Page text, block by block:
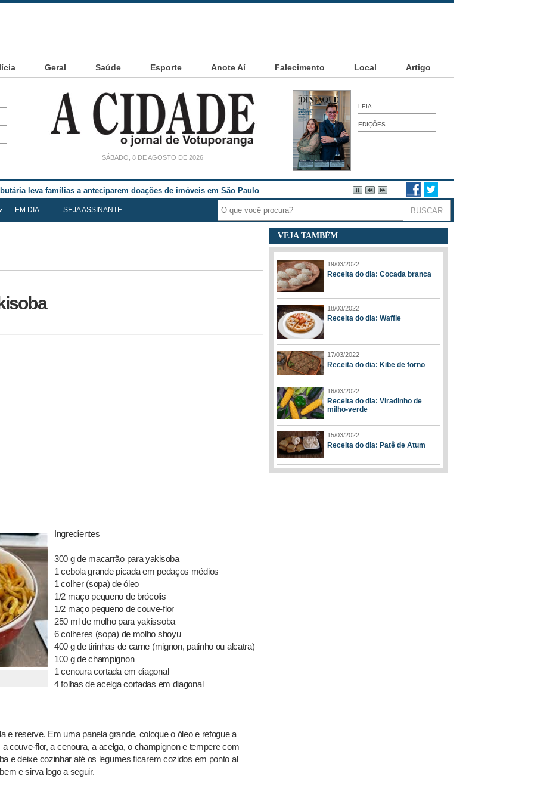
Geral Saúde Esporte Anote Aí Falecimento Local Artigo
SÁBADO, 8 DE AGOSTO DE 2026
LEIA
EDIÇÕES
leva famílias a anteciparem doações de imóveis em São Paulo
EM DIA SEJA ASSINANTE
Ingredientes
300 g de macarrão para yakisoba
1 cebola grande picada em pedaços médios
1 colher (sopa) de óleo
1/2 maço pequeno de brócolis
1/2 maço pequeno de couve-flor
250 ml de molho para yakissoba
6 colheres (sopa) de molho shoyu
400 g de tirinhas de carne (mignon, patinho ou alcatra)
100 g de champignon
1 cenoura cortada em diagonal
4 folhas de acelga cortadas em diagonal
e reserve. Em uma panela grande, coloque o óleo e refogue a
couve-flor, a cenoura, a acelga, o champignon e tempere com
e deixe cozinhar até os legumes ficarem cozidos em ponto al
e sirva logo a seguir.
VEJA TAMBÉM
19/03/2022
Receita do dia: Cocada branca
18/03/2022
Receita do dia: Waffle
17/03/2022
Receita do dia: Kibe de forno
16/03/2022
Receita do dia: Viradinho de
milho-verde
15/03/2022
Receita do dia: Patê de Atum